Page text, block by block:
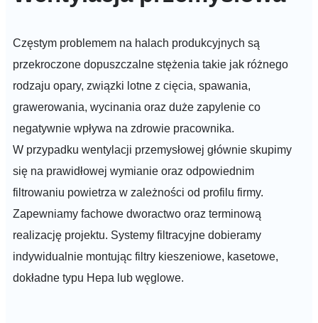
Częstym problemem na halach produkcyjnych są
przekroczone dopuszczalne stężenia takie jak różnego
rodzaju opary, związki lotne z cięcia, spawania,
grawerowania, wycinania oraz duże zapylenie co
negatywnie wpływa na zdrowie pracownika.
W przypadku wentylacji przemysłowej głównie skupimy
się na prawidłowej wymianie oraz odpowiednim
filtrowaniu powietrza w zależności od profilu firmy.
Zapewniamy fachowe dworactwo oraz terminową
realizację projektu. Systemy filtracyjne dobieramy
indywidualnie montując filtry kieszeniowe, kasetowe,
dokładne typu Hepa lub węglowe.